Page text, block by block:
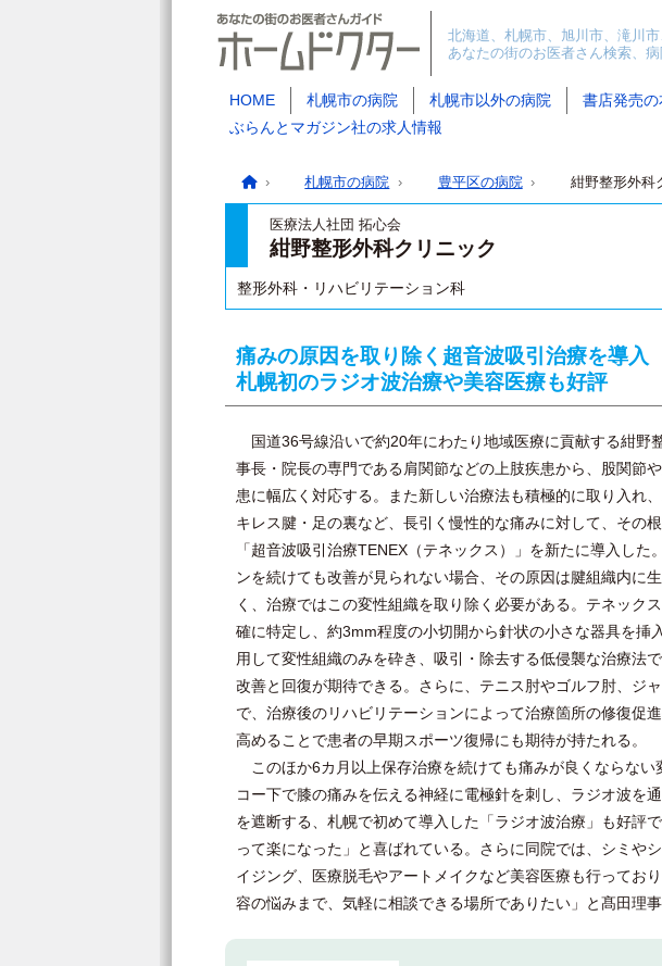
北海道、札幌市、旭川市、滝川
あなたの街のお医者さん検索、
HOME 札幌市の病院 札幌市以外の病院 書店発売の
ぶらんとマガジン社の求人情報
札幌市の病院 豊平区の病院 紺野整形外科
医療法人社団 拓心会
紺野整形外科クリニック
整形外科・リハビリテーション科
痛みの原因を取り除く超音波吸引治療を導入
札幌初のラジオ波治療や美容医療も好評
国道36号線沿いで約20年にわたり地域医療に貢献する紺野
事長・院長の専門である肩関節などの上肢疾患から、股関節
患に幅広く対応する。また新しい治療法も積極的に取り入れ
キレス腱・足の裏など、長引く慢性的な痛みに対して、その
「超音波吸引治療TENEX（テネックス）」を新たに導入した
ンを続けても改善が見られない場合、その原因は腱組織内に
く、治療ではこの変性組織を取り除く必要がある。テネック
確に特定し、約3mm程度の小切開から針状の小さな器具を挿
用して変性組織のみを砕き、吸引・除去する低侵襲な治療法
改善と回復が期待できる。さらに、テニス肘やゴルフ肘、ジ
で、治療後のリハビリテーションによって治療箇所の修復促
高めることで患者の早期スポーツ復帰にも期待が持たれる。
このほか6カ月以上保存治療を続けても痛みが良くならない
コー下で膝の痛みを伝える神経に電極針を刺し、ラジオ波を
を遮断する、札幌で初めて導入した「ラジオ波治療」も好評
って楽になった」と喜ばれている。さらに同院では、シミや
イジング、医療脱毛やアートメイクなど美容医療も行ってお
容の悩みまで、気軽に相談できる場所でありたい」と髙田理事